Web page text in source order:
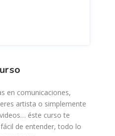
en comunicaciones,
artista o simplemente
éste curso te
de entender, todo lo